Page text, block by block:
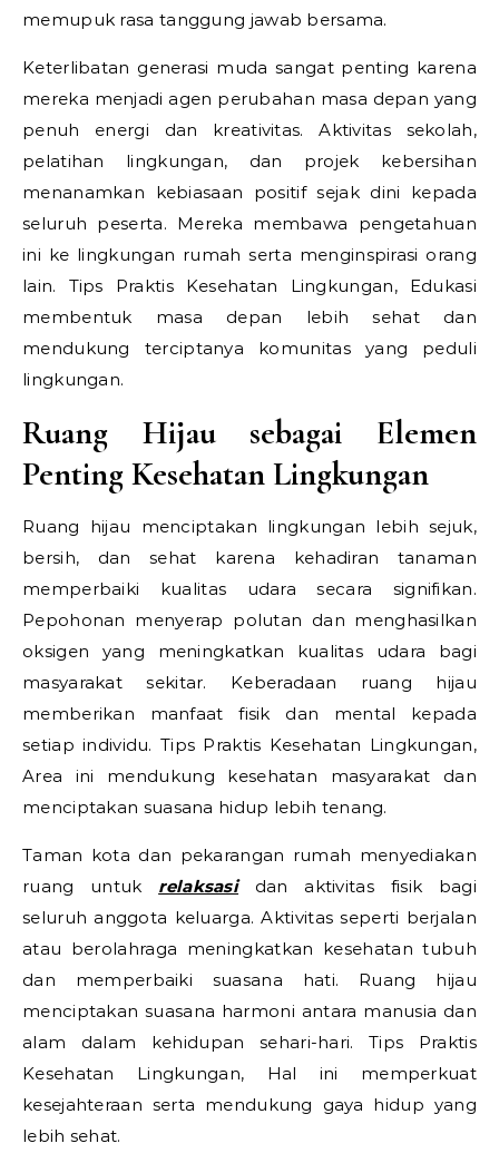
memupuk rasa tanggung jawab bersama.
Keterlibatan generasi muda sangat penting karena
mereka menjadi agen perubahan masa depan yang
penuh energi dan kreativitas. Aktivitas sekolah,
pelatihan lingkungan, dan projek kebersihan
menanamkan kebiasaan positif sejak dini kepada
seluruh peserta. Mereka membawa pengetahuan
ini ke lingkungan rumah serta menginspirasi orang
lain. Tips Praktis Kesehatan Lingkungan, Edukasi
membentuk masa depan lebih sehat dan
mendukung terciptanya komunitas yang peduli
lingkungan.
Ruang Hijau sebagai Elemen
Penting Kesehatan Lingkungan
Ruang hijau menciptakan lingkungan lebih sejuk,
bersih, dan sehat karena kehadiran tanaman
memperbaiki kualitas udara secara signifikan.
Pepohonan menyerap polutan dan menghasilkan
oksigen yang meningkatkan kualitas udara bagi
masyarakat sekitar. Keberadaan ruang hijau
memberikan manfaat fisik dan mental kepada
setiap individu. Tips Praktis Kesehatan Lingkungan,
Area ini mendukung kesehatan masyarakat dan
menciptakan suasana hidup lebih tenang.
Taman kota dan pekarangan rumah menyediakan
ruang untuk relaksasidan aktivitas fisik bagi
seluruh anggota keluarga. Aktivitas seperti berjalan
atau berolahraga meningkatkan kesehatan tubuh
dan memperbaiki suasana hati. Ruang hijau
menciptakan suasana harmoni antara manusia dan
alam dalam kehidupan sehari-hari.Tips Praktis
Kesehatan Lingkungan, Hal ini memperkuat
kesejahteraan serta mendukung gaya hidup yang
lebih sehat.